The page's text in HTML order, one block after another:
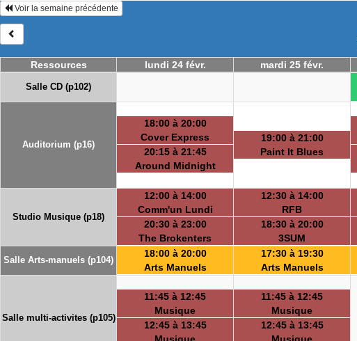
Voir la semaine précédente
Ressources lundi 24 févr. mardi 25 févr.
Salle CD (p102)
Auditorium (p16)
18:00 à 20:00
Cover Express
20:15 à 21:45
Around Midnight
19:00 à 21:00
Paint It Blues
Studio Musique (p18)
12:00 à 14:00
Comm'un Lundi
20:30 à 23:00
The Brokenters
12:30 à 14:00
RFB
18:30 à 20:00
3SUM
Salle Arts-manuels (p104)
18:00 à 20:00
Arts Manuels
17:30 à 19:30
Arts Manuels
Salle multi-activites (p105)
11:45 à 12:45
Musique
12:45 à 13:45
11:45 à 12:45
Musique
12:45 à 13:45